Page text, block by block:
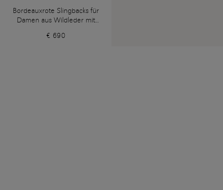
Bordeauxrote Slingbacks für
Damen aus Wildleder mit
€ 690